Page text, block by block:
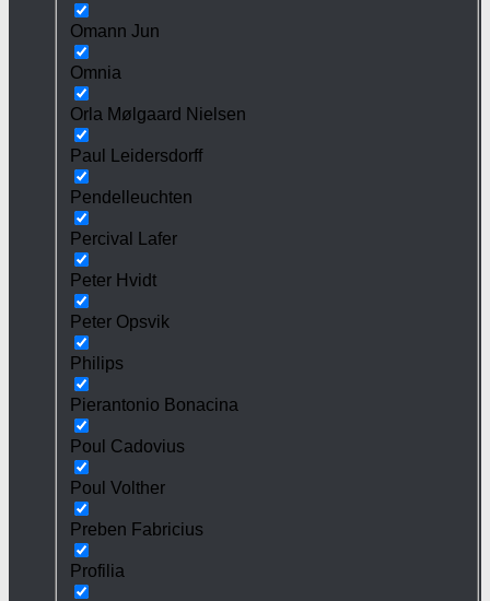
Omann Jun
Omnia
Orla Mølgaard Nielsen
Paul Leidersdorff
Pendelleuchten
Percival Lafer
Peter Hvidt
Peter Opsvik
Philips
Pierantonio Bonacina
Poul Cadovius
Poul Volther
Preben Fabricius
Profilia